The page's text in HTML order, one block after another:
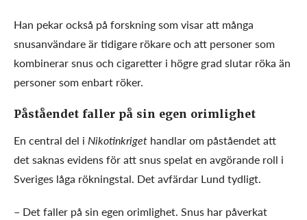
Han pekar också på forskning som visar att många
snusanvändare är tidigare rökare och att personer som
kombinerar snus och cigaretter i högre grad slutar röka än
personer som enbart röker.
Påståendet faller på sin egen orimlighet
En central del i Nikotinkriget handlar om påståendet att
det saknas evidens för att snus spelat en avgörande roll i
Sveriges låga rökningstal. Det avfärdar Lund tydligt.
– Det faller på sin egen orimlighet. Snus har påverkat